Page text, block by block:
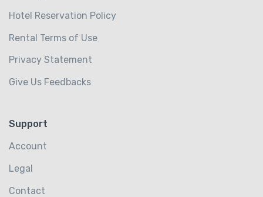
Hotel Reservation Policy
Rental Terms of Use
Privacy Statement
Give Us Feedbacks
Support
Account
Legal
Contact